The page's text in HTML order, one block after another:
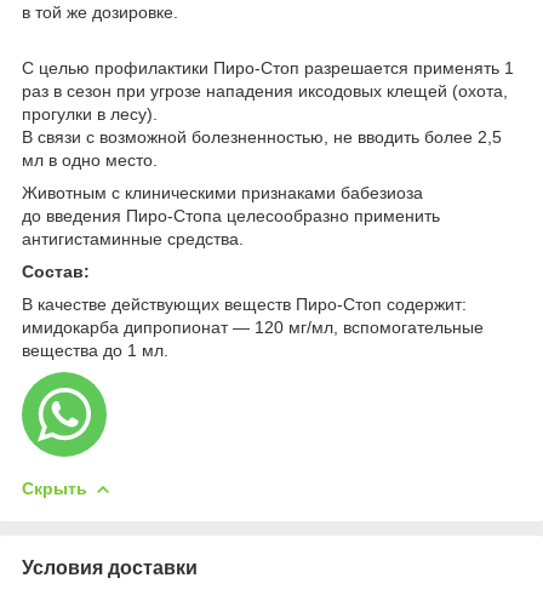
в той же дозировке.
С целью профилактики Пиро-Стоп разрешается применять 1
раз в сезон при угрозе нападения иксодовых клещей (охота,
прогулки в лесу).
В связи с возможной болезненностью, не вводить более 2,5
мл в одно место.
Животным с клиническими признаками бабезиоза
до введения Пиро-Стопа целесообразно применить
антигистаминные средства.
Состав:
В качестве действующих веществ Пиро-Стоп содержит:
имидокарба дипропионат — 120 мг/мл, вспомогательные
вещества до 1 мл.
Скрыть
Условия доставки